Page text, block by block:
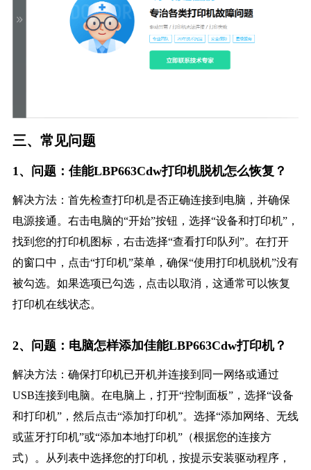
三、常见问题
1、问题：佳能LBP663Cdw打印机脱机怎么恢复？
解决方法：首先检查打印机是否正确连接到电脑，并确保
电源接通。右击电脑的“开始”按钮，选择“设备和打印机”，
找到您的打印机图标，右击选择“查看打印队列”。在打开
的窗口中，点击“打印机”菜单，确保“使用打印机脱机”没有
被勾选。如果选项已勾选，点击以取消，这通常可以恢复
打印机在线状态。
2、问题：电脑怎样添加佳能LBP663Cdw打印机？
解决方法：确保打印机已开机并连接到同一网络或通过
USB连接到电脑。在电脑上，打开“控制面板”，选择“设备
和打印机”，然后点击“添加打印机”。选择“添加网络、无线
或蓝牙打印机”或“添加本地打印机”（根据您的连接方
式）。从列表中选择您的打印机，按提示安装驱动程序，